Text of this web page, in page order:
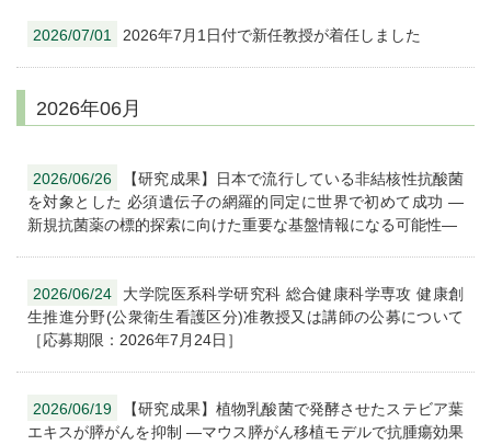
2026/07/01 2026年7月1日付で新任教授が着任しました
2026年06月
2026/06/26
【研究成果】日本で流行している非結核性抗酸菌
を対象とした 必須遺伝子の網羅的同定に世界で初めて成功 ―
新規抗菌薬の標的探索に向けた重要な基盤情報になる可能性―
2026/06/24
大学院医系科学研究科 総合健康科学専攻 健康創
生推進分野(公衆衛生看護区分)准教授又は講師の公募について
［応募期限：2026年7月24日］
2026/06/19
【研究成果】植物乳酸菌で発酵させたステビア葉
エキスが膵がんを抑制 ―マウス膵がん移植モデルで抗腫瘍効果